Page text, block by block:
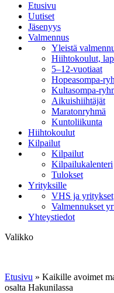
Etusivu
Uutiset
Jäsenyys
Valmennus
Yleistä
Hiihtokoulut,
5–12-vuotiaat
Hopeasompa-
Kultasompa-
Aikuishiihtäjät
Maratonryhmä
Kuntoliikunta
Hiihtokoulut
Kilpailut
Kilpailut
Kilpailukalenteri
Tulokset
Yrityksille
VHS ja yritykset
Valmennukset
Yhteystiedot
Valikko
Etusivu » Kaikille avoimet
osalta Hakunilassa